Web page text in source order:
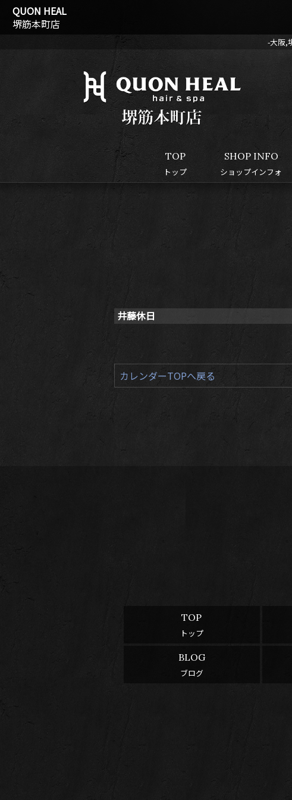
QUON HEAL
堺筋本町店
-大阪,
TOP
トップ
SHOP INFO
ショップインフォ
井藤休日
カレンダーTOPへ戻る
TOP
トップ
BLOG
ブログ